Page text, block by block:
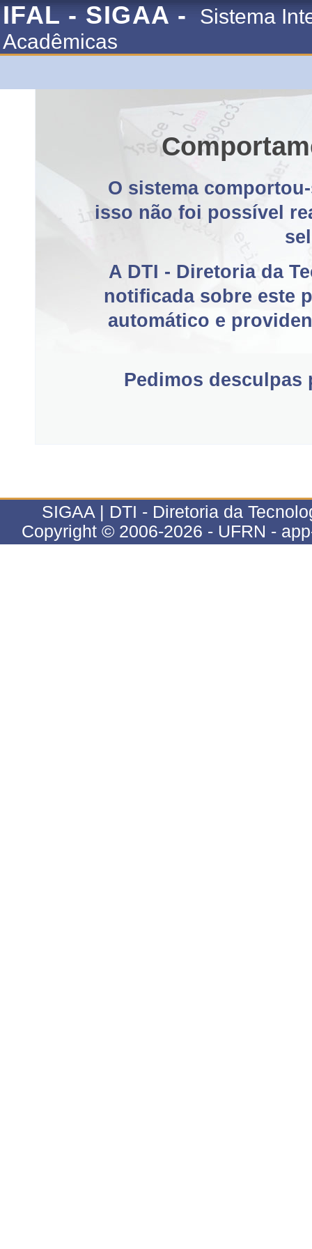
IFAL - SIGAA -
Sistema
Acadêmicas
O sistema
isso não foi possível
A DTI - Diretoria da
notificada sobre este
automático e
Pedimos
SIGAA | DTI - Diretoria da
Copyright © 2006-2026 - UFRN -